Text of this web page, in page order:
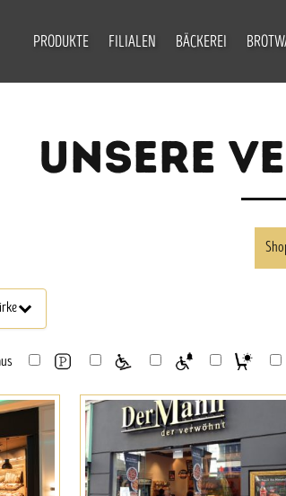
PRODUKTE FILIALEN BÄCKEREI
UNSERE